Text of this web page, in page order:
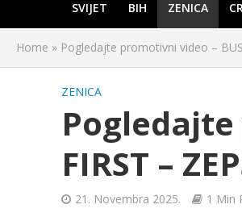
SVIJET BIH ZENICA
Home » Pogledajte promotivni video –
ZENICA
Pogledajte
FIRST –
21. Novembra 2025. 1 Min